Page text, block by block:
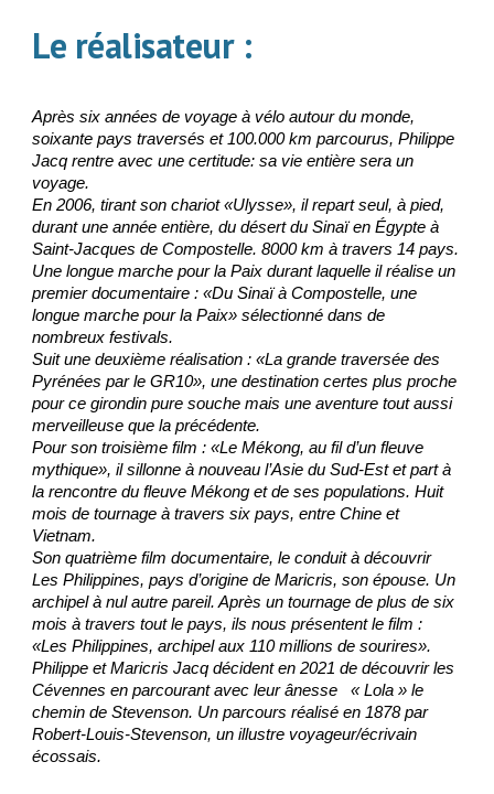
Le réalisateur :
Après six années de voyage à vélo autour du monde,
soixante pays traversés et 100.000 km parcourus, Philippe
Jacq rentre avec une certitude: sa vie entière sera un
voyage.
En 2006, tirant son chariot «Ulysse», il repart seul, à pied,
durant une année entière, du désert du Sinaï en Égypte à
Saint-Jacques de Compostelle. 8000 km à travers 14 pays.
Une longue marche pour la Paix durant laquelle il réalise un
premier documentaire : «Du Sinaï à Compostelle, une
longue marche pour la Paix» sélectionné dans de
nombreux festivals.
Suit une deuxième réalisation : «La grande traversée des
Pyrénées par le GR10», une destination certes plus proche
pour ce girondin pure souche mais une aventure tout aussi
merveilleuse que la précédente.
Pour son troisième film : «Le Mékong, au fil d’un fleuve
mythique», il sillonne à nouveau l’Asie du Sud-Est et part à
la rencontre du fleuve Mékong et de ses populations. Huit
mois de tournage à travers six pays, entre Chine et
Vietnam.
Son quatrième film documentaire, le conduit à découvrir
Les Philippines, pays d’origine de Maricris, son épouse. Un
archipel à nul autre pareil. Après un tournage de plus de six
mois à travers tout le pays, ils nous présentent le film :
«Les Philippines, archipel aux 110 millions de sourires».
Philippe et Maricris Jacq décident en 2021 de découvrir les
Cévennes en parcourant avec leur ânesse « Lola » le
chemin de Stevenson. Un parcours réalisé en 1878 par
Robert-Louis-Stevenson, un illustre voyageur/écrivain
écossais.